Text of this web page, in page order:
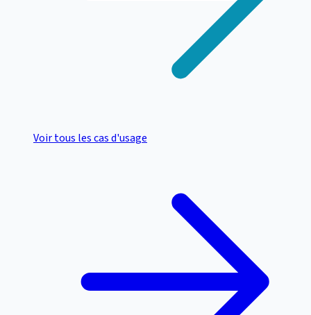
Voir tous les cas d'usage